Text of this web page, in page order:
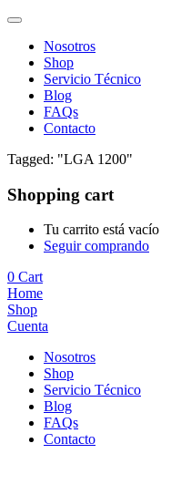
Nosotros
Shop
Servicio Técnico
Blog
FAQs
Contacto
Tagged: "LGA 1200"
Shopping cart
Tu carrito está vacío
Seguir comprando
0 Cart
Home
Shop
Cuenta
Nosotros
Shop
Servicio Técnico
Blog
FAQs
Contacto